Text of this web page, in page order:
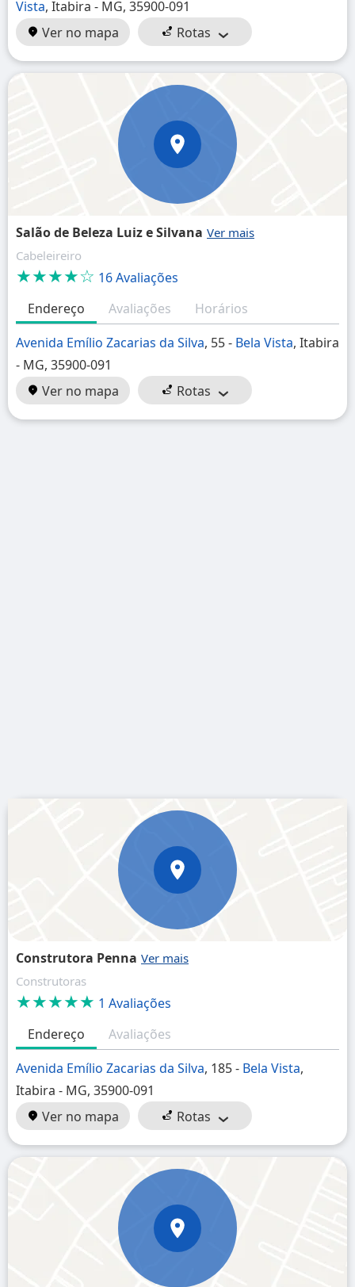
Vista, Itabira - MG, 35900-091
Ver no mapa
Rotas
Salão de Beleza Luiz e Silvana
Cabeleireiro
★★★★☆ 16 Avaliações
Endereço
Avaliações
Horários
Avenida Emílio Zacarias da Silva, 55 - Bela Vista, Itabira
- MG, 35900-091
Ver no mapa
Rotas
Construtora Penna
Construtoras
★★★★★ 1 Avaliações
Endereço
Avaliações
Avenida Emílio Zacarias da Silva, 185 - Bela Vista,
Itabira - MG, 35900-091
Ver no mapa
Rotas